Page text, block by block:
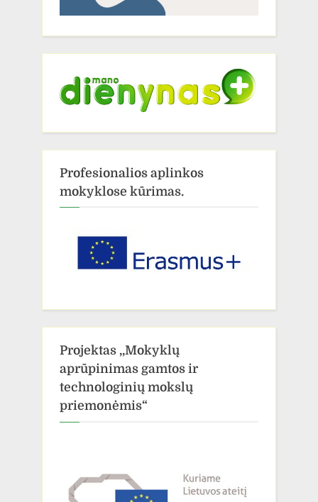
Profesionalios aplinkos
mokyklose kūrimas.
Projektas ,,Mokyklų
aprūpinimas gamtos ir
technologinių mokslų
priemonėmis“